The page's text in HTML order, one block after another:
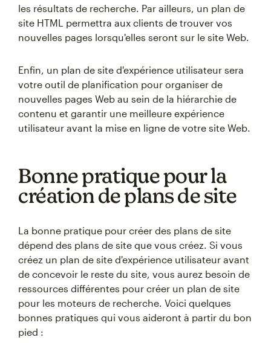
les résultats de recherche. Par ailleurs, un plan de
site HTML permettra aux clients de trouver vos
nouvelles pages lorsqu'elles seront sur le site Web.
Enfin, un plan de site d'expérience utilisateur sera
votre outil de planification pour organiser de
nouvelles pages Web au sein de la hiérarchie de
contenu et garantir une meilleure expérience
utilisateur avant la mise en ligne de votre site Web.
Bonne pratique pour la
création de plans de site
La bonne pratique pour créer des plans de site
dépend des plans de site que vous créez. Si vous
créez un plan de site d'expérience utilisateur avant
de concevoir le reste du site, vous aurez besoin de
ressources différentes pour créer un plan de site
pour les moteurs de recherche. Voici quelques
bonnes pratiques qui vous aideront à partir du bon
pied :